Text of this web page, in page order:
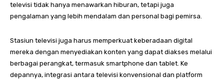
televisi tidak hanya menawarkan hiburan, tetapi juga
pengalaman yang lebih mendalam dan personal bagi pemirsa.
Stasiun televisi juga harus memperkuat keberadaan digital
mereka dengan menyediakan konten yang dapat diakses melalui
berbagai perangkat, termasuk smartphone dan tablet. Ke
depannya, integrasi antara televisi konvensional dan platform